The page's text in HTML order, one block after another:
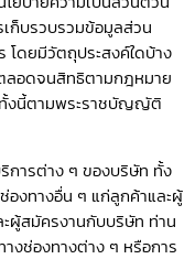
ก็บรวบรวมข้อมูลส่วน
โดยมีวัตถุประสงค์ใดบ้าง
ลอดจนสิทธิตามกฎหมาย
งนี้ตามพระราชบัญญัติ
การต่าง ๆ ของบริษัท ทั้ง
องทางอื่น ๆ แก่ลูกค้าและผู้
ผู้สมัครงานกับบริษัท ท่าน
งช่องทางต่าง ๆ หรือการ